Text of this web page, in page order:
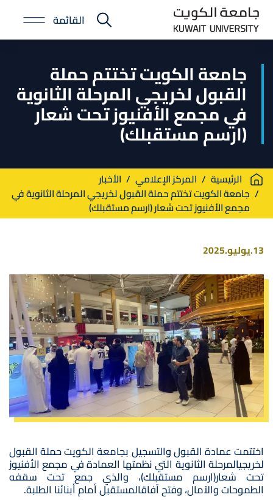
Skip
main
E-
Portal
القائمة
جامعة الكويت تختتم حملة
القبول لخريجي المرحلة الثانوية
في مجمع الأفنيوز تحت شعار
(ارسم مستقبلك)
Breadcrumb
الرئيسية المركز الإعلامي
الأخبار
جامعة الكويت تختتم حملة القبول لخريجي المرحلة الثانوية في
مجمع الأفنيوز تحت شعار (ارسم مستقبلك)
13.يوليو.2025
صورة
اختتمت عمادة القبول والتسجيل بجامعة الكويت حملة القبول
لخريجيالمرحلة الثانوية التي نظمتها العمادة في مجمع الأفنيوز
تحت شعار(ارسم مستقبلك)، والذي جمع تحت سقفه
الطموحات والآمال، وفتح آفاقالمستقبل أمام أبنائنا الطلبة.